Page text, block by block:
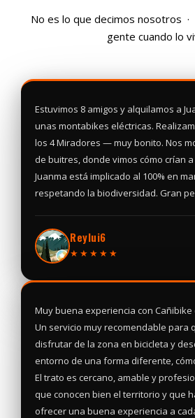
No es lo que decimos nosotros ·
gente cuando lo
Estuvimos 8 amigos y alquilamos a
unas montabikes eléctricas.
los 4 Miradores — muy bonito. Nos
de buitres, donde vimos cómo crían
Juanma está implicado al 100% en
respetando la biodiversidad. Gran
Reylui6
★★★★★
Muy buena experiencia con Cañibike
Un servicio muy recomendable para
disfrutar de la zona en bicicleta y
entorno de una forma diferente,
El trato es cercano, amable y
que conocen bien el territorio y que
ofrecer una buena experiencia a